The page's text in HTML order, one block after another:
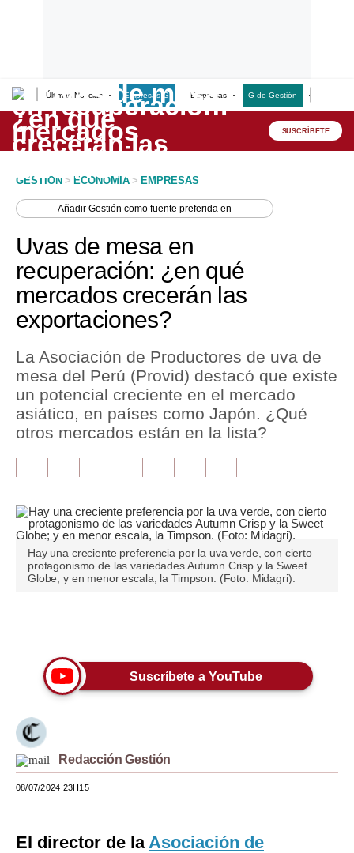
Últimas Noticias Empresas G Empresas G de Gestión
Lo último
Peru Quiosco
Economía
Mercados
Perú
Política
Tu Dinero
Finanzas Personales
Plus G
Opinión
Editorial
Pregunta de hoy
Lujo
Viajes
Moda
Estilos
Mundo
SUSCRÍBETE
GESTION > ECONOMIA > EMPRESAS
AñadirGestión como fuente preferida en
Uvas de mesa en
recuperación: ¿en qué
mercados crecerán las
exportaciones?
La Asociación de Productores de uva de
mesa del Perú (Provid) destacó que existe
un potencial creciente en el mercado
asiático, en países como Japón. ¿Qué
otros mercados están en la lista?
Hay una creciente preferencia por la uva verde, con cierto
protagonismo de las variedades Autumn Crisp y la Sweet
Globe; y en menor escala, la Timpson. (Foto: Midagri).
Suscríbete a YouTube
Redacción Gestión
08/07/2024 23H15
El director de laAsociación de